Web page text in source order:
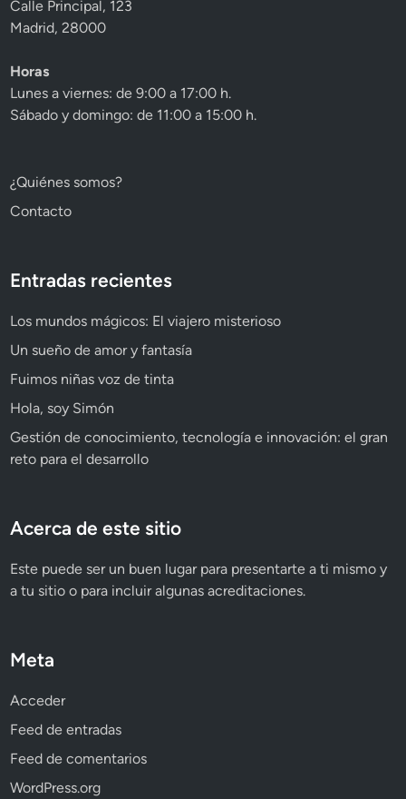
Calle Principal, 123
Madrid, 28000
Horas
Lunes a viernes: de 9:00 a 17:00 h.
Sábado y domingo: de 11:00 a 15:00 h.
¿Quiénes somos?
Contacto
Entradas recientes
Los mundos mágicos: El viajero misterioso
Un sueño de amor y fantasía
Fuimos niñas voz de tinta
Hola, soy Simón
Gestión de conocimiento, tecnología e innovación: el gran
reto para el desarrollo
Acerca de este sitio
Este puede ser un buen lugar para presentarte a ti mismo y
a tu sitio o para incluir algunas acreditaciones.
Meta
Acceder
Feed de entradas
Feed de comentarios
WordPress.org